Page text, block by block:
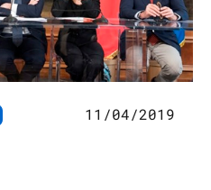
11/04/2019